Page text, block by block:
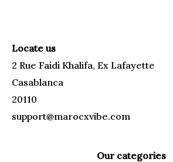
Locate us
2 Rue Faidi Khalifa, Ex Lafayette
Casablanca
20110
support@marocxvibe.com
Our categories